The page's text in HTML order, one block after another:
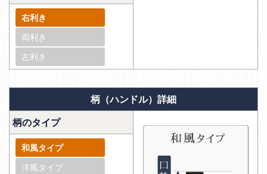
右利き
両利き
左利き
柄（ハンドル）詳細
柄のタイプ
和風タイプ
洋風タイプ